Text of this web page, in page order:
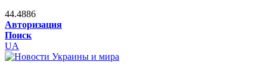
44.4886
Авторизация
Поиск
UA